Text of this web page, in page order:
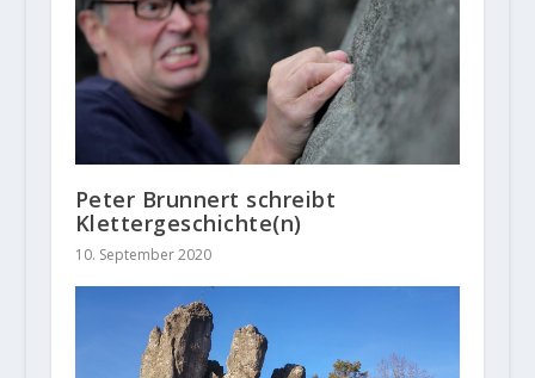
Peter Brunnert schreibt
Klettergeschichte(n)
10. September 2020